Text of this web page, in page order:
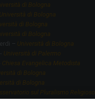
di Bologna
Università di Bologna
di Bologna
di Bologna
– Università di Bologna
Università di Palermo
Chiesa Evangelica Metodista
di Bologna
di Bologna
sul Pluralismo Religioso